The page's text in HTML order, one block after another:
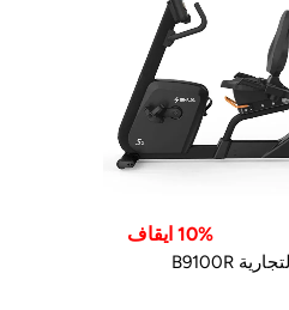
10% ايقاف
الدراجة التجارية B9100R